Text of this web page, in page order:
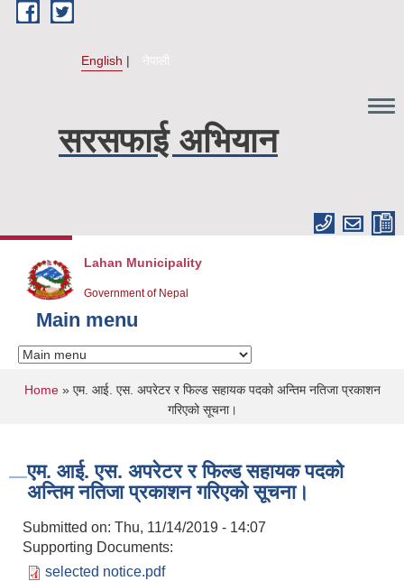
Skip to main content
English नेपाली
सरसफाई अभियान
Lahan Municipality
Government of Nepal
Main menu
You are here
Home» एम. आई. एस. अपरेटर र फिल्ड सहायक पदको अन्तिम नतिजा प्रकाशन
गरिएको सूचना।
एम. आई. एस. अपरेटर र फिल्ड सहायक पदको
अन्तिम नतिजा प्रकाशन गरिएको सूचना।
Submitted on: Thu, 11/14/2019 - 14:07
Supporting Documents:
selected notice.pdf